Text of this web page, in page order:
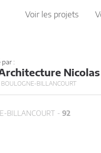
Voir les projets
:
BOULOGNE-BILLANCOURT
BILLANCOURT - 92